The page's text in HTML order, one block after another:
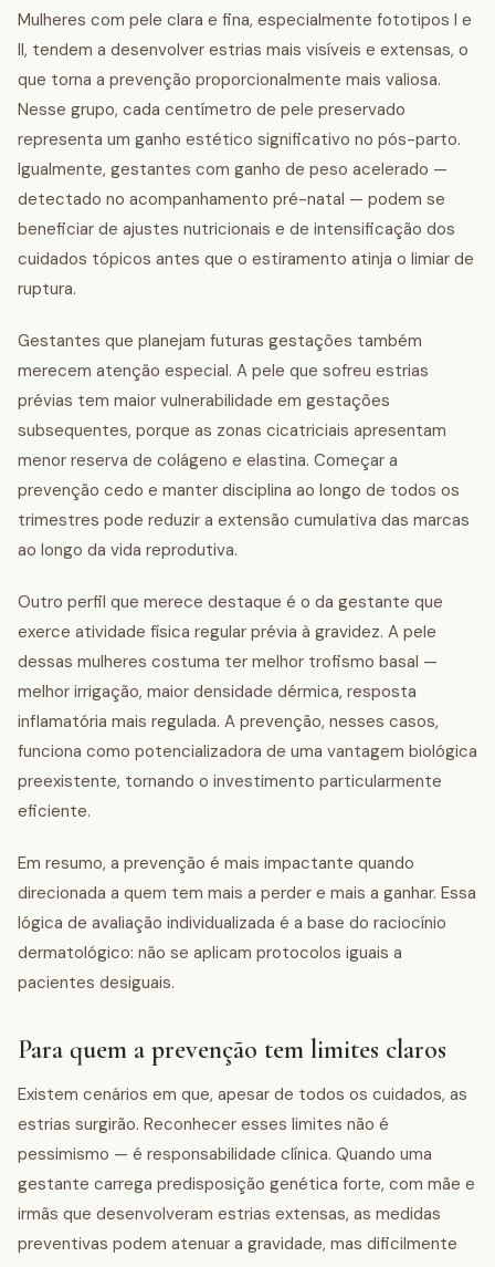
Mulheres com pele clara e fina, especialmente fototipos I e
II, tendem a desenvolver estrias mais visíveis e extensas, o
que torna a prevenção proporcionalmente mais valiosa.
Nesse grupo, cada centímetro de pele preservado
representa um ganho estético significativo no pós-parto.
Igualmente, gestantes com ganho de peso acelerado —
detectado no acompanhamento pré-natal — podem se
beneficiar de ajustes nutricionais e de intensificação dos
cuidados tópicos antes que o estiramento atinja o limiar de
ruptura.
Gestantes que planejam futuras gestações também
merecem atenção especial. A pele que sofreu estrias
prévias tem maior vulnerabilidade em gestações
subsequentes, porque as zonas cicatriciais apresentam
menor reserva de colágeno e elastina. Começar a
prevenção cedo e manter disciplina ao longo de todos os
trimestres pode reduzir a extensão cumulativa das marcas
ao longo da vida reprodutiva.
Outro perfil que merece destaque é o da gestante que
exerce atividade física regular prévia à gravidez. A pele
dessas mulheres costuma ter melhor trofismo basal —
melhor irrigação, maior densidade dérmica, resposta
inflamatória mais regulada. A prevenção, nesses casos,
funciona como potencializadora de uma vantagem biológica
preexistente, tornando o investimento particularmente
eficiente.
Em resumo, a prevenção é mais impactante quando
direcionada a quem tem mais a perder e mais a ganhar. Essa
lógica de avaliação individualizada é a base do raciocínio
dermatológico: não se aplicam protocolos iguais a
pacientes desiguais.
Para quem a prevenção tem limites claros
Existem cenários em que, apesar de todos os cuidados, as
estrias surgirão. Reconhecer esses limites não é
pessimismo — é responsabilidade clínica. Quando uma
gestante carrega predisposição genética forte, com mãe e
irmãs que desenvolveram estrias extensas, as medidas
preventivas podem atenuar a gravidade, mas dificilmente